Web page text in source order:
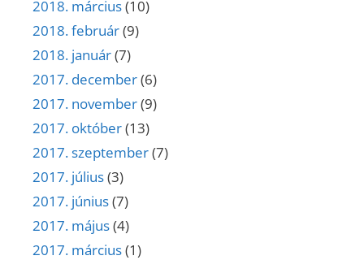
2018. március(10)
2018. február(9)
2018. január(7)
2017. december(6)
2017. november(9)
2017. október(13)
2017. szeptember(7)
2017. július(3)
2017. június(7)
2017. május(4)
2017. március(1)